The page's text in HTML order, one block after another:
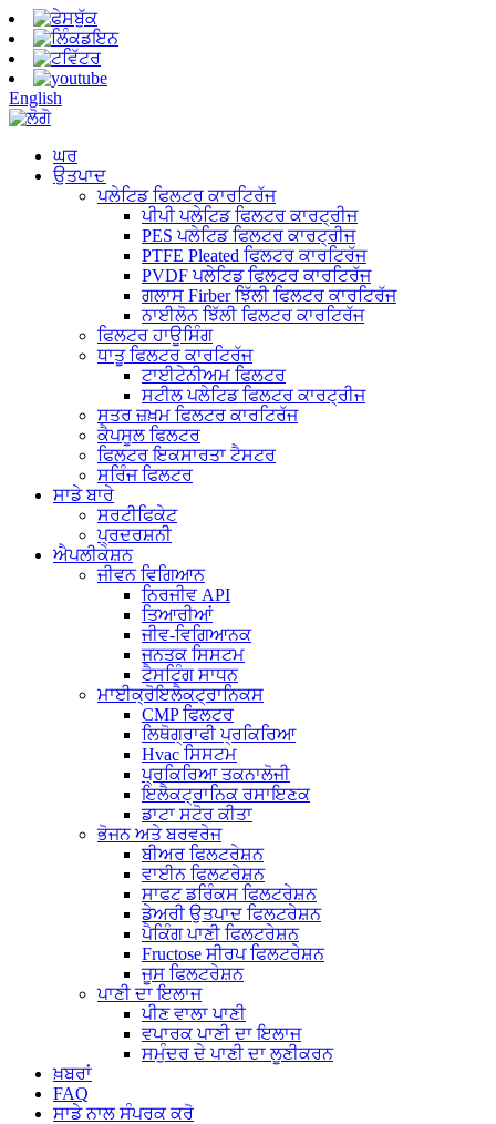
English
ਘਰ
ਉਤਪਾਦ
ਪਲੇਟਿਡ ਫਿਲਟਰ ਕਾਰਟਿਰੱਜ
ਪੀਪੀ ਪਲੇਟਿਡ ਫਿਲਟਰ ਕਾਰਟ੍ਰੀਜ
PES ਪਲੇਟਿਡ ਫਿਲਟਰ ਕਾਰਟ੍ਰੀਜ
PTFE Pleated ਫਿਲਟਰ ਕਾਰਟਿਰੱਜ
PVDF ਪਲੇਟਿਡ ਫਿਲਟਰ ਕਾਰਟਿਰੱਜ
ਗਲਾਸ Firber ਝਿੱਲੀ ਫਿਲਟਰ ਕਾਰਟਿਰੱਜ
ਨਾਈਲੋਨ ਝਿੱਲੀ ਫਿਲਟਰ ਕਾਰਟਿਰੱਜ
ਫਿਲਟਰ ਹਾਊਸਿੰਗ
ਧਾਤੂ ਫਿਲਟਰ ਕਾਰਟਿਰੱਜ
ਟਾਈਟੇਨੀਅਮ ਫਿਲਟਰ
ਸਟੀਲ ਪਲੇਟਿਡ ਫਿਲਟਰ ਕਾਰਟ੍ਰੀਜ
ਸਤਰ ਜ਼ਖ਼ਮ ਫਿਲਟਰ ਕਾਰਟਿਰੱਜ
ਕੈਪਸੂਲ ਫਿਲਟਰ
ਫਿਲਟਰ ਇਕਸਾਰਤਾ ਟੈਸਟਰ
ਸਰਿੰਜ ਫਿਲਟਰ
ਸਾਡੇ ਬਾਰੇ
ਸਰਟੀਫਿਕੇਟ
ਪ੍ਰਦਰਸ਼ਨੀ
ਐਪਲੀਕੇਸ਼ਨ
ਜੀਵਨ ਵਿਗਿਆਨ
ਨਿਰਜੀਵ API
ਤਿਆਰੀਆਂ
ਜੀਵ-ਵਿਗਿਆਨਕ
ਜਨਤਕ ਸਿਸਟਮ
ਟੈਸਟਿੰਗ ਸਾਧਨ
ਮਾਈਕ੍ਰੋਇਲੈਕਟ੍ਰਾਨਿਕਸ
CMP ਫਿਲਟਰ
ਲਿਥੋਗ੍ਰਾਫੀ ਪ੍ਰਕਿਰਿਆ
Hvac ਸਿਸਟਮ
ਪ੍ਰਕਿਰਿਆ ਤਕਨਾਲੋਜੀ
ਇਲੈਕਟ੍ਰਾਨਿਕ ਰਸਾਇਣਕ
ਡਾਟਾ ਸਟੋਰ ਕੀਤਾ
ਭੋਜਨ ਅਤੇ ਬਰਵਰੇਜ
ਬੀਅਰ ਫਿਲਟਰੇਸ਼ਨ
ਵਾਈਨ ਫਿਲਟਰੇਸ਼ਨ
ਸਾਫਟ ਡਰਿੰਕਸ ਫਿਲਟਰੇਸ਼ਨ
ਡੇਅਰੀ ਉਤਪਾਦ ਫਿਲਟਰੇਸ਼ਨ
ਪੈਕਿੰਗ ਪਾਣੀ ਫਿਲਟਰੇਸ਼ਨ
Fructose ਸੀਰਪ ਫਿਲਟਰੇਸ਼ਨ
ਜੂਸ ਫਿਲਟਰੇਸ਼ਨ
ਪਾਣੀ ਦਾ ਇਲਾਜ
ਪੀਣ ਵਾਲਾ ਪਾਣੀ
ਵਪਾਰਕ ਪਾਣੀ ਦਾ ਇਲਾਜ
ਸਮੁੰਦਰ ਦੇ ਪਾਣੀ ਦਾ ਲੂਣੀਕਰਨ
ਖ਼ਬਰਾਂ
FAQ
ਸਾਡੇ ਨਾਲ ਸੰਪਰਕ ਕਰੋ